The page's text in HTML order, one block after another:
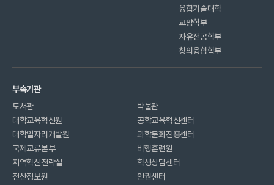
융합기술대학
교양학부
자유전공학부
창의융합학부
부속기관
도서관
대학교육혁신원
대학일자리개발원
국제교류본부
지역혁신전략실
전산정보원
박물관
공학교육혁신센터
과학문화진흥센터
비행훈련원
학생상담센터
인권센터